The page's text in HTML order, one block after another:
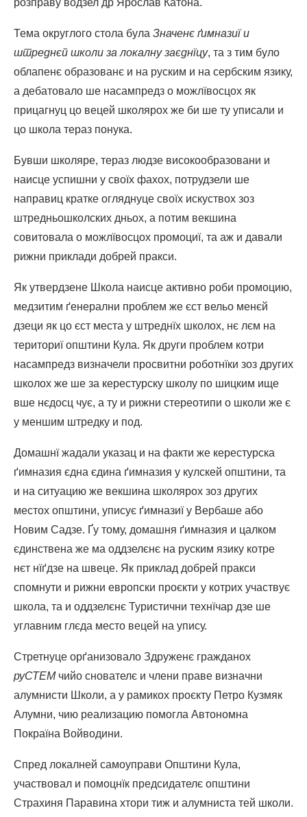
розправу водзел др Ярослав Катона.
Тема округлого стола була Значенє ґимназиї и
штреднєй школи за локалну заєднїцу, та з тим було
облапенє образованє и на руским и на сербским язику,
а дебатовало ше насампредз о можлївосцох як
прицагнуц цо вецей школярох же би ше ту уписали и
цо школа тераз понука.
Бувши школяре, тераз людзе високообразовани и
наисце успишни у своїх фахох, потрудзели ше
направиц кратке огляднуце своїх искуствох зоз
штредньошколских дньох, а потим векшина
совитовала о можлївосцох промоциї, та аж и давали
рижни приклади добрей пракси.
Як утвердзене Школа наисце активно роби промоцию,
медзитим ґенерални проблем же єст вельо менєй
дзеци як цо єст места у штреднїх школох, нє лєм на
териториї општини Кула. Як други проблем котри
насампредз визначели просвитни роботнїки зоз других
школох же ше за керестурску школу по шицким ище
вше нєдосц чує, а ту и рижни стереотипи о школи же є
у меншим штредку и под.
Домашнї жадали указац и на факти же керестурска
ґимназия єдна єдина ґимназия у кулскей општини, та
и на ситуацию же векшина школярох зоз других
местох општини, уписує ґимназиї у Вербаше або
Новим Садзе. Ґу тому, домашня ґимназия и цалком
єдинствена же ма оддзелєнє на руским язику котре
нєт нїґдзе на швеце. Як приклад добрей пракси
спомнути и рижни европски проєкти у котрих участвує
школа, та и оддзелєнє Туристични технїчар дзе ше
углавним глєда место вецей на упису.
Стретнуце орґанизовало Здруженє гражданох
руСТЕМчийо снователє и члени праве визначни
алумнисти Школи, а у рамикох проєкту Петро Кузмяк
Алумни, чию реализацию помогла Автономна
Покраїна Войводини.
Спред локалней самоуправи Општини Кула,
участвовал и помоцнїк предсидателє општини
Страхиня Паравина хтори тиж и алумниста тей школи.